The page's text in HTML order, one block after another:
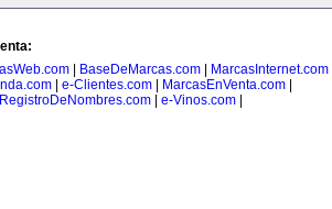
| BaseDeMarcas.com| MarcasInternet.com|
e-Clientes.com MarcasEnVenta.com
RegistroDeNombres.com| e-Vinos.com|